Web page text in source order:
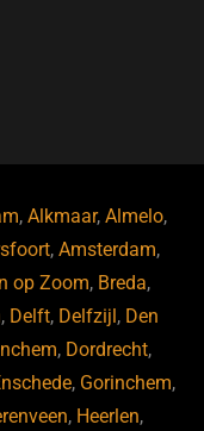
,Alkmaar,Almelo,
,Amsterdam,
op Zoom, Breda,
, Delft, Delfzijl , Den
, Dordrecht,
, Gorinchem,
, Heerlen,